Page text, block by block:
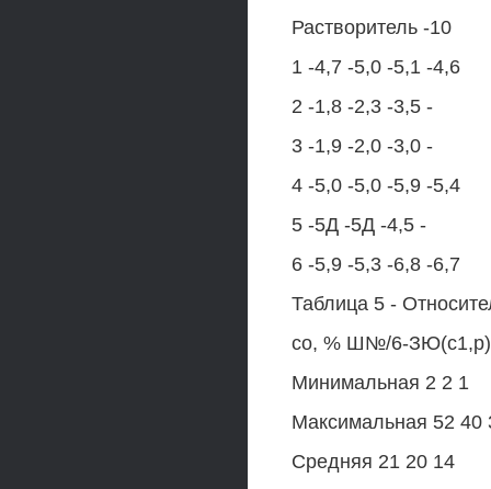
Растворитель -10
1 -4,7 -5,0 -5,1 -4,6
2 -1,8 -2,3 -3,5 -
3 -1,9 -2,0 -3,0 -
4 -5,0 -5,0 -5,9 -5,4
5 -5Д -5Д -4,5 -
6 -5,9 -5,3 -6,8 -6,7
Таблица 5 -
со, % Ш№/6-
Минимальная 2 2 1
Максимальная 52 40
Средняя 21 20 14